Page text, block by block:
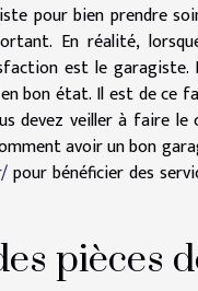
pour bien prendre
En réalité,
est le garagiste.
bon état. Il est de ce
devez veiller à faire
avoir un bon
pour bénéficier des
pièces